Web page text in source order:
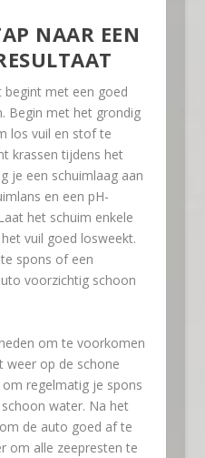
NAAR EEN
begint met een goed
Begin met het grondig
los vuil en stof te
krassen tijdens het
je een schuimlaag aan
en een pH-
het schuim enkele
vuil goed losweekt.
spons of een
voorzichtig schoon
om te voorkomen
weer op de schone
regelmatig je spons
water. Na het
de auto goed af te
om alle zeepresten te